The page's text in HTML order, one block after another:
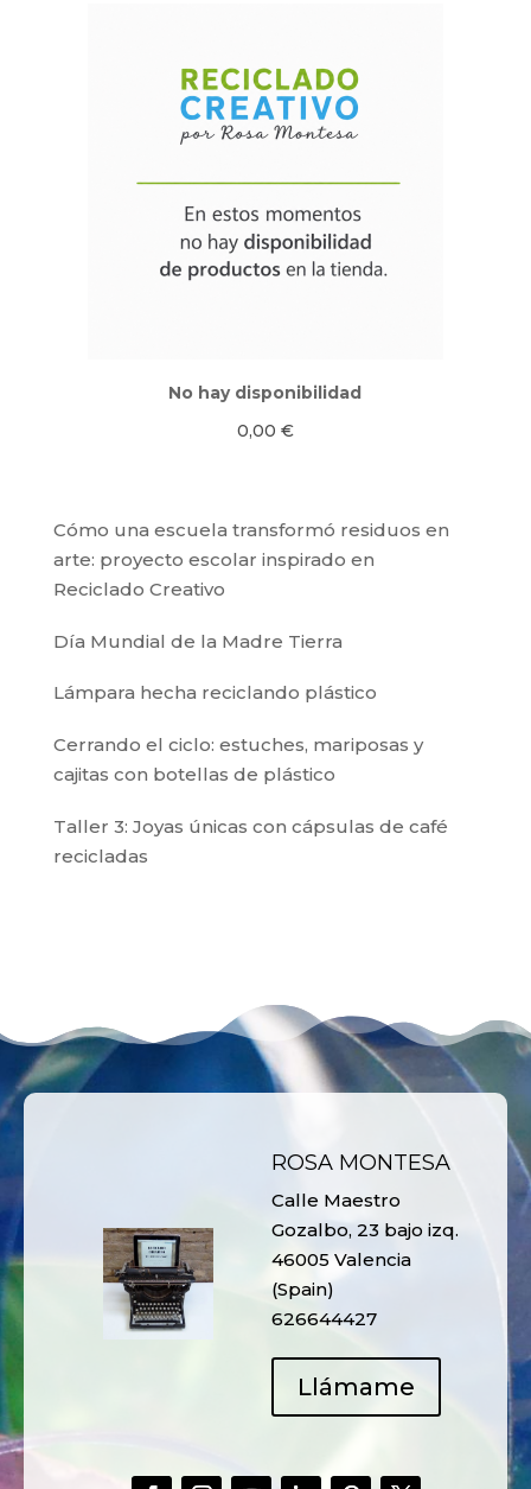
No hay disponibilidad
0,00 €
Cómo una escuela transformó residuos en
arte: proyecto escolar inspirado en
Reciclado Creativo
Día Mundial de la Madre Tierra
Lámpara hecha reciclando plástico
Cerrando el ciclo: estuches, mariposas y
cajitas con botellas de plástico
Taller 3: Joyas únicas con cápsulas de café
recicladas
ROSA MONTESA
Calle Maestro
Gozalbo, 23 bajo izq.
46005 Valencia
(Spain)
626644427
Llámame